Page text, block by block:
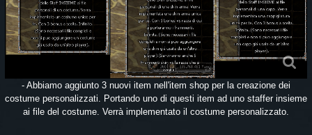
- Abbiamo aggiunto 3 nuovi item nell'item shop per la creazione dei
costume personalizzati. Portando uno di questi item ad uno staffer insieme
ai file del costume. Verrà implementato il costume personalizzato.